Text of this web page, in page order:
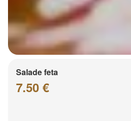
Salade feta
7.50 €